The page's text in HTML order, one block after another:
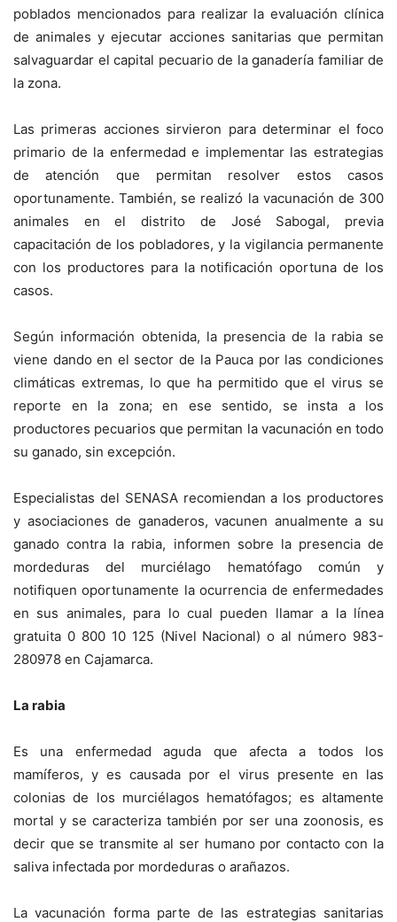
poblados mencionados para realizar la evaluación clínica
de animales y ejecutar acciones sanitarias que permitan
salvaguardar el capital pecuario de la ganadería familiar de
la zona.
Las primeras acciones sirvieron para determinar el foco
primario de la enfermedad e implementar las estrategias
de atención que permitan resolver estos casos
oportunamente. También, se realizó la vacunación de 300
animales en el distrito de José Sabogal, previa
capacitación de los pobladores, y la vigilancia permanente
con los productores para la notificación oportuna de los
casos.
Según información obtenida, la presencia de la rabia se
viene dando en el sector de la Pauca por las condiciones
climáticas extremas, lo que ha permitido que el virus se
reporte en la zona; en ese sentido, se insta a los
productores pecuarios que permitan la vacunación en todo
su ganado, sin excepción.
Especialistas del SENASA recomiendan a los productores
y asociaciones de ganaderos, vacunen anualmente a su
ganado contra la rabia, informen sobre la presencia de
mordeduras del murciélago hematófago común y
notifiquen oportunamente la ocurrencia de enfermedades
en sus animales, para lo cual pueden llamar a la línea
gratuita 0 800 10 125 (Nivel Nacional) o al número 983-
280978 en Cajamarca.
La rabia
Es una enfermedad aguda que afecta a todos los
mamíferos, y es causada por el virus presente en las
colonias de los murciélagos hematófagos; es altamente
mortal y se caracteriza también por ser una zoonosis, es
decir que se transmite al ser humano por contacto con la
saliva infectada por mordeduras o arañazos.
La vacunación forma parte de las estrategias sanitarias